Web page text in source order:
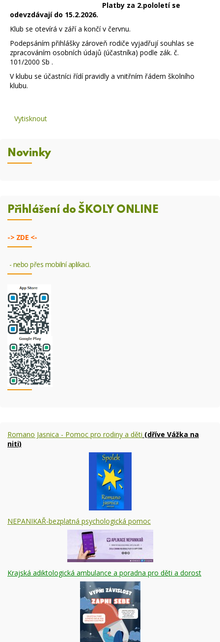
Platby za 2.pololetí se
odevzdávají do 15.2.2026.
Klub se otevírá v září a končí v červnu.
Podepsáním přihlášky zároveň rodiče vyjadřují souhlas se
zpracováním osobních údajů (účastníka) podle zák. č.
101/2000 Sb .
V klubu se účastníci řídí pravidly a vnitřním řádem školního
klubu.
Vytisknout
Novinky
Přihlášení do ŠKOLY ONLINE
-> ZDE <-
- nebo přes mobilní aplikaci.
Romano Jasnica - Pomoc pro rodiny a děti (dříve Vážka na
niti)
NEPANIKAŘ-bezplatná psychologická pomoc
Krajská adiktologická ambulance a poradna pro děti a dorost